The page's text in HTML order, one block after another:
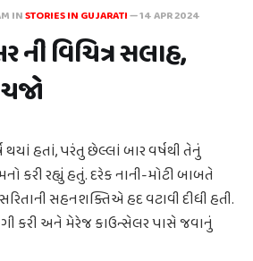
INSTORIES IN GUJARATI—14 APR 2024
ની વિચિત્ર સલાહ,
થયાં હતાં, પરંતુ છેલ્લાં બાર વર્ષથી તેનું
કરી રહ્યું હતું. દરેક નાની-મોટી બાબતે
સહનશક્તિએ હદ વટાવી દીધી હતી.
કરી અને મેરેજ કાઉન્સેલર પાસે જવાનું